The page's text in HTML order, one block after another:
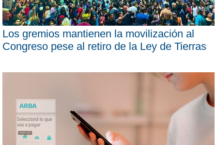
Los gremios mantienen la movilización al
Congreso pese al retiro de la Ley de Tierras